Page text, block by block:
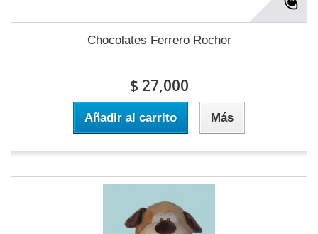
Chocolates Ferrero Rocher
$ 27,000
Añadir al carrito Más